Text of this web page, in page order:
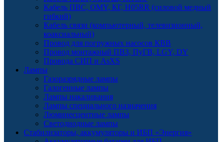
Кабель ПВС, OMY, КГ, H05RR (силовой медный
гибкий)
Кабель связи (компьютерный, телевизионный,
коаксиальный)
Провод для погружных насосов КВВ
Провод монтажный ПВЗ, ПуГВ, LGY, DY
Провода СИП и AsXS
Лампы
Газоразрядные лампы
Галогенные лампы
Лампы накаливания
Лампы специального назначения
Люминесцентные лампы
Светодиодные лампы
Стабилизаторы, аккумуляторы и ИБП «Энергия»